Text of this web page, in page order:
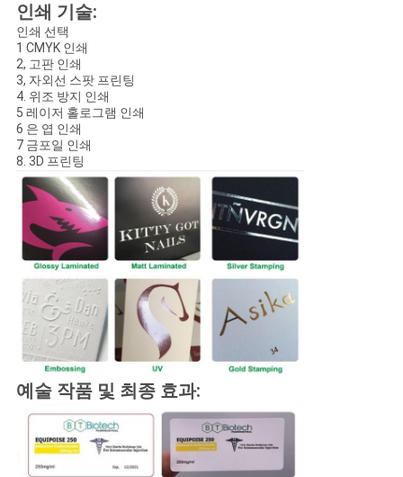
인쇄 기술:
인쇄 선택
1 CMYK 인쇄
2, 고판 인쇄
3, 자외선 스팟 프린팅
4. 위조 방지 인쇄
5 레이저 홀로그램 인쇄
6 은 엽 인쇄
7 금포일 인쇄
8. 3D 프린팅
예술 작품 및 최종 효과: